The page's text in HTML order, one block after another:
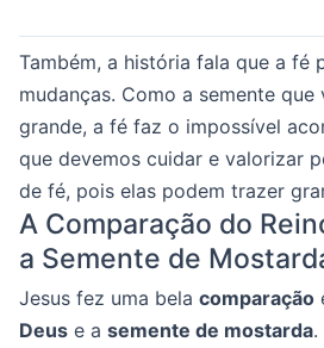
Também, a história fala que a fé
mudanças. Como a semente que
grande, a fé faz o impossível
que devemos cuidar e valorizar
de fé, pois elas podem trazer
A Comparação do
a Semente de
Jesus fez uma bela comparação
Deus e a semente de mostarda.